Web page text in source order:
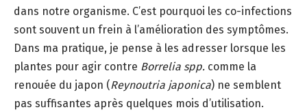
dans notre organisme. C’est pourquoi les co-infections
sont souvent un frein à l’amélioration des symptômes.
Dans ma pratique, je pense à les adresser lorsque les
plantes pour agir contre Borrelia spp. comme la
renouée du japon (Reynoutria japonica) ne semblent
pas suffisantes après quelques mois d’utilisation.